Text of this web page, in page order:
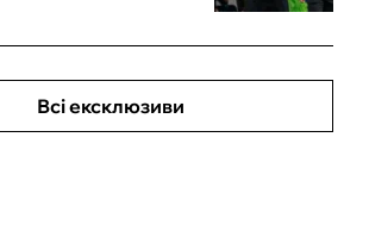
Всі ексклюзиви